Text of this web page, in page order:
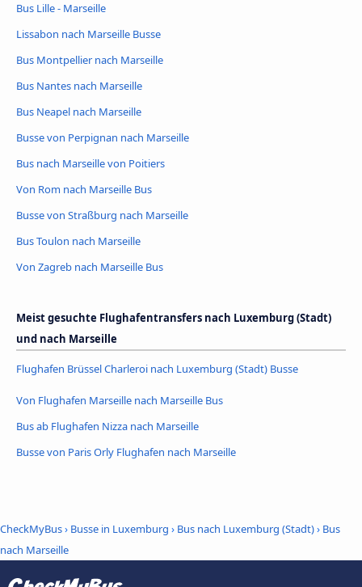
Bus Lille - Marseille
Lissabon nach Marseille Busse
Bus Montpellier nach Marseille
Bus Nantes nach Marseille
Bus Neapel nach Marseille
Busse von Perpignan nach Marseille
Bus nach Marseille von Poitiers
Von Rom nach Marseille Bus
Busse von Straßburg nach Marseille
Bus Toulon nach Marseille
Von Zagreb nach Marseille Bus
Meist gesuchte Flughafentransfers nach Luxemburg (Stadt)
und nach Marseille
Flughafen Brüssel Charleroi nach Luxemburg (Stadt) Busse
Von Flughafen Marseille nach Marseille Bus
Bus ab Flughafen Nizza nach Marseille
Busse von Paris Orly Flughafen nach Marseille
CheckMyBus› Busse in Luxemburg › Bus nach Luxemburg (Stadt)› Bus
nach Marseille